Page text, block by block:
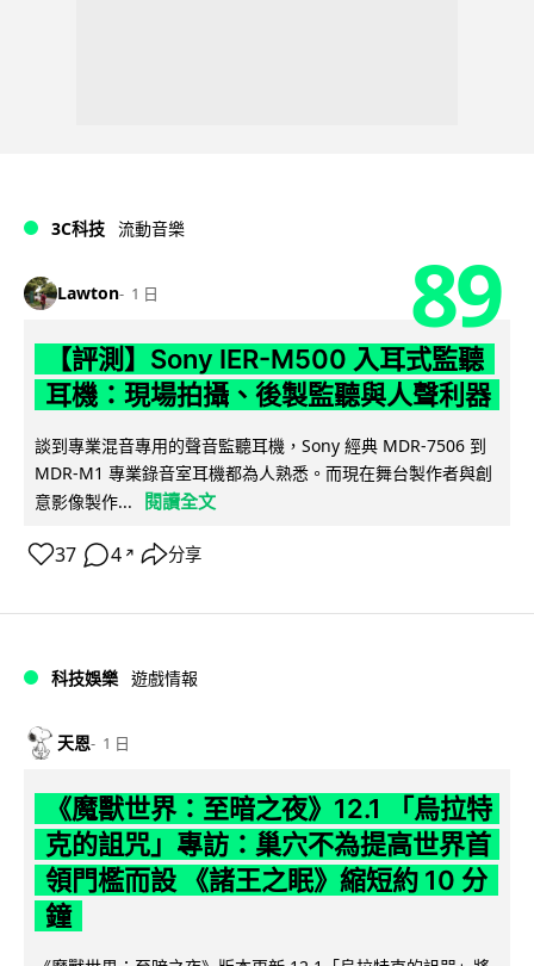
3C科技 流動音樂
Lawton 1 日 89
【評測】Sony IER-M500 入耳式監聽
耳機：現場拍攝、後製監聽與人聲利器
談到專業混音專用的聲音監聽耳機，Sony 經典 MDR-7506 到
MDR-M1 專業錄音室耳機都為人熟悉。而現在舞台製作者與創
意影像製作...
閱讀全文
37 4 ↗ 分享
科技娛樂 遊戲情報
天恩 1 日
《魔獸世界：至暗之夜》12.1 「烏拉特
克的詛咒」專訪：巢穴不為提高世界首
領門檻而設 《諸王之眠》縮短約 10 分
鐘